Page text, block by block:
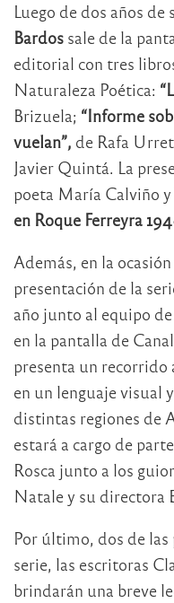
Luego de dos años
Bardos sale de la
editorial con tres
Naturaleza Poética:
Brizuela; “Informe
vuelan”, de Rafa
Javier Quintá. La
poeta María Calviño y
en Roque Ferreyra
Además, en la
presentación de la
año junto al equipo
en la pantalla de
presenta un recorrido
en un lenguaje visual
distintas regiones de
estará a cargo de
Rosca junto a los
Natale y su directora
Por último, dos de
serie, las escritoras
brindarán una breve